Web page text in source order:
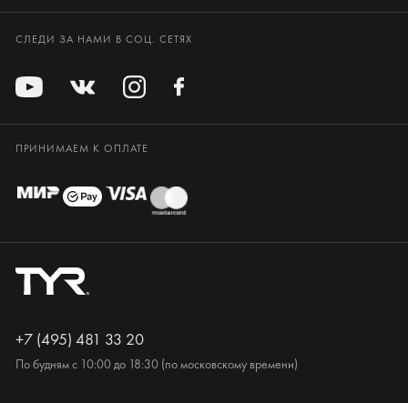
СЛЕДИ ЗА НАМИ В СОЦ. СЕТЯХ
ПРИНИМАЕМ К ОПЛАТЕ
+7 (495) 481 33 20
По будням с 10:00 до 18:30 (по московскому времени)